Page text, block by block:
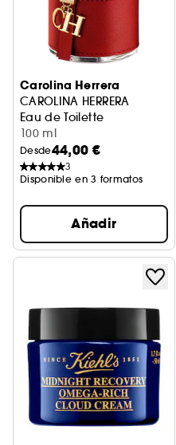
Carolina Herrera
CAROLINA HERRERA
Eau de Toilette
100 ml
Desde44,00 €
3
Disponible en 3 formatos
Añadir